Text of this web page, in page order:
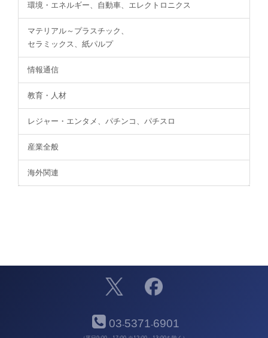
環境・エネルギー、自動車、エレクトロニクス
マテリアル～プラスチック、
セラミックス、紙パルプ
情報通信
教育・人材
レジャー・エンタメ、パチンコ、パチスロ
産業全般
海外関連
03-5371-6901